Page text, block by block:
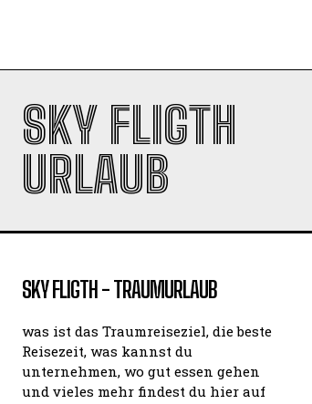
SKY FLIGTH
URLAUB
SKY FLIGTH - TRAUMURLAUB
was ist das Traumreiseziel, die beste
Reisezeit, was kannst du
unternehmen, wo gut essen gehen
und vieles mehr findest du hier auf